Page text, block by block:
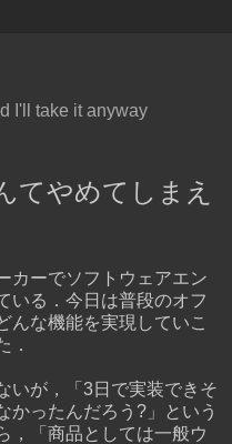
I'll take it anyway
てやめてしまえ
カーでソフトウェアエン
いる．今日は普段のオフ
んな機能を実現していこ
．
いが，「3日で実装できそ
かったんだろう?」という
，「商品としては一般ウ